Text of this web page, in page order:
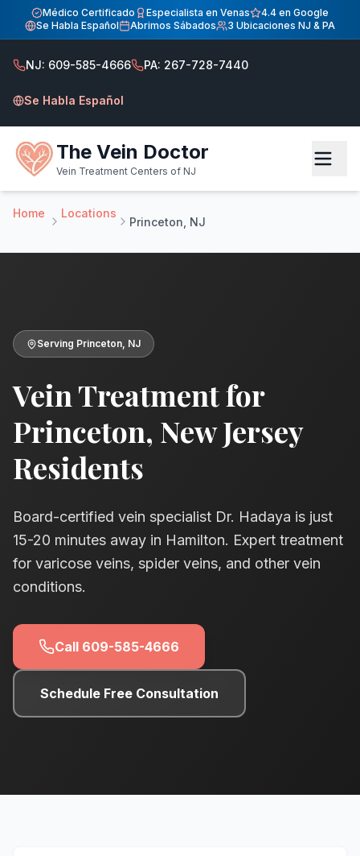
Inicio
Centro de Tratamiento de Venas — Sirviendo a Princeton,
Atendiendo pacientes de Princeton NJ en nuestra
Médico Certificado Especialista en Venas
4.4 en Google
Se Habla Español
Abrimos Sábados 3 Ubicaciones NJ & PA
NJ: 609-585-4666 PA: 267-728-7440
Se Habla Español
The Vein Doctor
Vein Treatment Centers of NJ
Home Locations
Princeton, NJ
Serving Princeton, NJ
Vein Treatment for
Princeton, New Jersey
Residents
Board-certified vein specialist Dr. Hadaya is just
15-20 minutes away in Hamilton. Expert treatment
for varicose veins, spider veins, and other vein
conditions.
Call 609-585-4666
Schedule Free Consultation